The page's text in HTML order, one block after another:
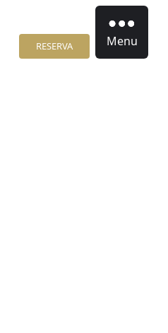
RESERVA Menu